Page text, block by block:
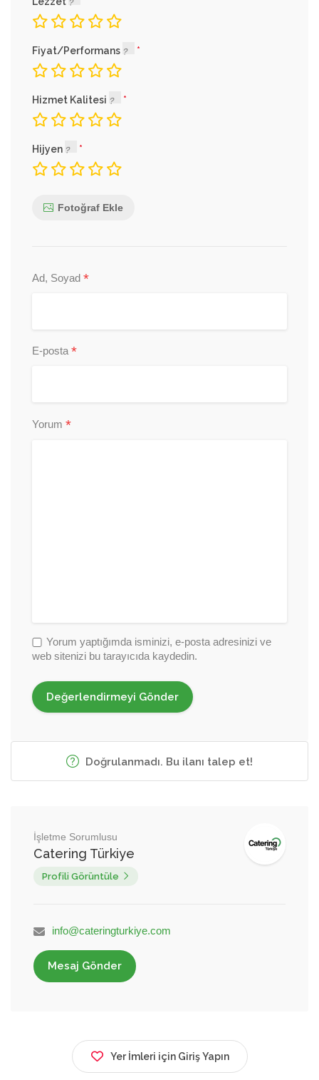
Fiyat/Performans
Hizmet Kalitesi
Hijyen
Fotoğraf Ekle
Ad, Soyad *
E-posta *
Yorum *
Yorum yaptığımda isminizi, e-posta adresinizi ve
web sitenizi bu tarayıcıda kaydedin.
Doğrulanmadı. Bu ilanı talep et!
İşletme Sorumlusu
Catering Türkiye
Profili Görüntüle
info@cateringturkiye.com
Mesaj Gönder
Yer İmleri için Giriş Yapın